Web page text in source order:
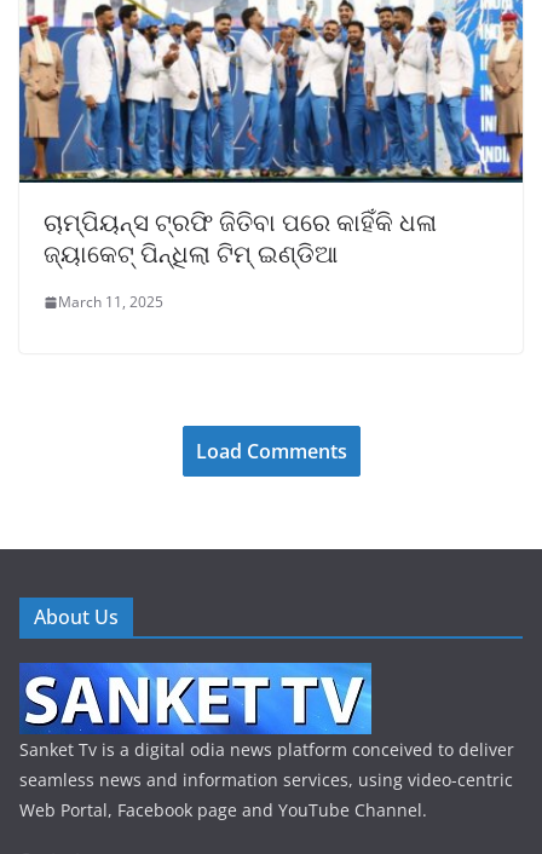
ଚାମ୍ପିୟନ୍ସ ଟ୍ରଫି ଜିତିବା ପରେ କାହିଁକି ଧଳା
ଜ୍ୟାକେଟ୍ ପିନ୍ଧିଲା ଟିମ୍ ଇଣ୍ଡିଆ
March 11, 2025
Load Comments
About Us
Sanket Tv is a digital odia news platform conceived to deliver
seamless news and information services, using video-centric
Web Portal, Facebook page and YouTube Channel.